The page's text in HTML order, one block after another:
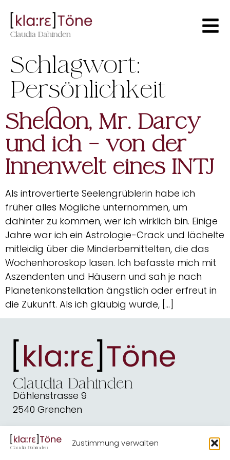
Zustimmung verwalten
Schlagwort:
Persönlichkeit
Sheldon, Mr. Darcy
und ich – von der
Innenwelt eines INTJ
Als introvertierte Seelengrüblerin habe ich
früher alles Mögliche unternommen, um
dahinter zu kommen, wer ich wirklich bin. Einige
Jahre war ich ein Astrologie-Crack und lächelte
mitleidig über die Minderbemittelten, die das
Wochenhoroskop lasen. Ich befasste mich mit
Aszendenten und Häusern und sah je nach
Planetenkonstellation ängstlich oder erfreut in
die Zukunft. Als ich gläubig wurde, […]
Dählenstrasse 9
2540 Grenchen
dahindenbooks@quickline.ch
Schreiben